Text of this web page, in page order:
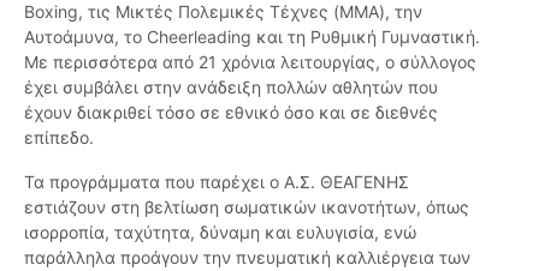
Boxing, τις Μικτές Πολεμικές Τέχνες (MMA), την
Αυτοάμυνα, το Cheerleading και τη Ρυθμική Γυμναστική.
Με περισσότερα από 21 χρόνια λειτουργίας, ο σύλλογος
έχει συμβάλει στην ανάδειξη πολλών αθλητών που
έχουν διακριθεί τόσο σε εθνικό όσο και σε διεθνές
επίπεδο.
Τα προγράμματα που παρέχει ο Α.Σ. ΘΕΑΓΕΝΗΣ
εστιάζουν στη βελτίωση σωματικών ικανοτήτων, όπως
ισορροπία, ταχύτητα, δύναμη και ευλυγισία, ενώ
παράλληλα προάγουν την πνευματική καλλιέργεια των